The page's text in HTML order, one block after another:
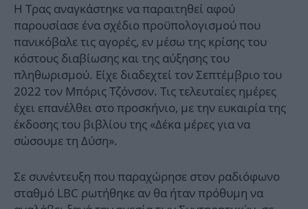
Η Τρας αναγκάστηκε να παραιτηθεί αφού
παρουσίασε ένα σχέδιο προϋπολογισμού που
πανικόβαλε τις αγορές, εν μέσω της κρίσης του
κόστους διαβίωσης και της αύξησης του
πληθωρισμού. Είχε διαδεχτεί τον Σεπτέμβριο του
2022 τον Μπόρις Τζόνσον. Τις τελευταίες ημέρες
έχει επανέλθει στο προσκήνιο, με την ευκαιρία της
έκδοσης του βιβλίου της «Δέκα μέρες για να
σώσουμε τη Δύση».
Σε συνέντευξη που παραχώρησε στον ραδιόφωνο
σταθμό LBC ρωτήθηκε αν θα ήταν πρόθυμη να